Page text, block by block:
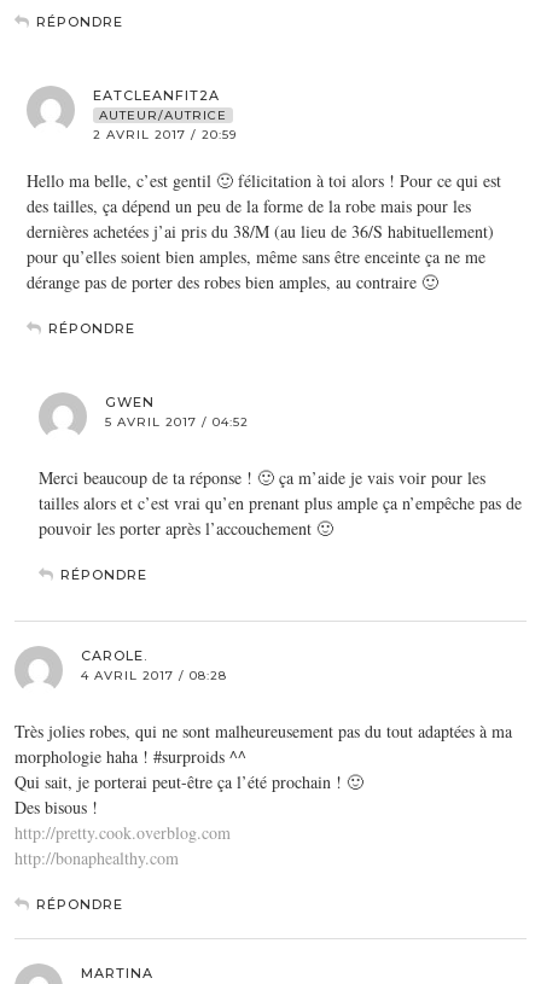
RÉPONDRE
EATCLEANFIT2A
AUTEUR/AUTRICE
2 AVRIL 2017 / 20:59
Hello ma belle, c’est gentil 🙂 félicitation à toi alors ! Pour ce qui est
des tailles, ça dépend un peu de la forme de la robe mais pour les
dernières achetées j’ai pris du 38/M (au lieu de 36/S habituellement)
pour qu’elles soient bien amples, même sans être enceinte ça ne me
dérange pas de porter des robes bien amples, au contraire 🙂
RÉPONDRE
GWEN
5 AVRIL 2017 / 04:52
Merci beaucoup de ta réponse ! 🙂 ça m’aide je vais voir pour les
tailles alors et c’est vrai qu’en prenant plus ample ça n’empêche pas de
pouvoir les porter après l’accouchement 🙂
RÉPONDRE
CAROLE.
4 AVRIL 2017 / 08:28
Très jolies robes, qui ne sont malheureusement pas du tout adaptées à ma
morphologie haha ! #surproids ^^
Qui sait, je porterai peut-être ça l’été prochain ! 🙂
Des bisous !
http://pretty.cook.overblog.com
http://bonaphealthy.com
RÉPONDRE
MARTINA